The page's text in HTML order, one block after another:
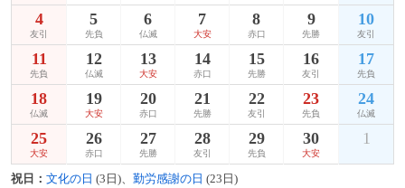
4
友引
5
先負
6
仏滅
7
大安
8
赤口
9
先勝
10
友引
11
先負
12
仏滅
13
大安
14
赤口
15
先勝
16
友引
17
先負
18
仏滅
19
大安
20
赤口
21
先勝
22
友引
23
先負
24
仏滅
25
大安
26
赤口
27
先勝
28
友引
29
先負
30
大安
1
祝日： 文化の日 (3日)、 勤労感謝の日 (23日)